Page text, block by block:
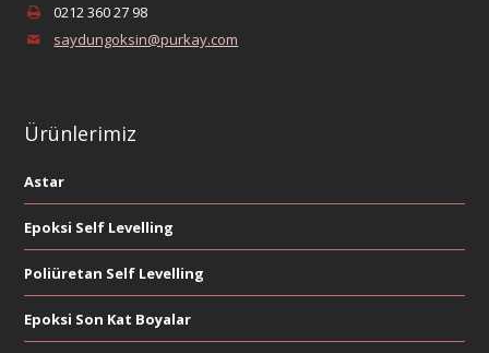
0212 360 27 98
saydungoksin@purkay.com
Ürünlerimiz
Astar
Epoksi Self Levelling
Poliüretan Self Levelling
Epoksi Son Kat Boyalar